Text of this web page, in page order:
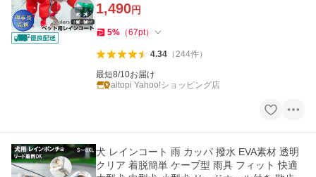
1,490円
5% （67pt）
4.34（244件）
最短8/10お届け
aitopi Yahoo!ショッピング店
犬 レインコート 雨 カッパ 撥水 EVA素材 透明
クリア 着脱簡単 ケープ型 雨具 フィット 快適